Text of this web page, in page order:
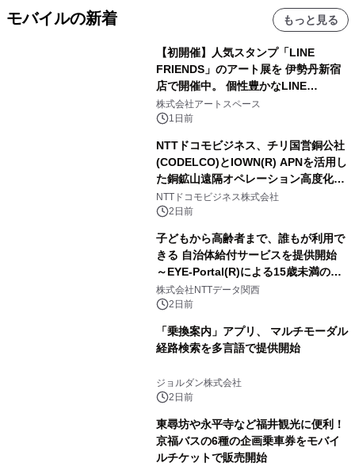
モバイルの新着 もっと見る
【初開催】人気スタンプ「LINE
FRIENDS」のアート展を 伊勢丹新宿
店で開催中。 個性豊かなLINE
FRIENDSの仲間たちが インテリアア
ートとして新たな魅力を発信。
株式会社アートスペース
1日前
NTTドコモビジネス、チリ国営銅公社
(CODELCO)とIOWN(R) APNを活用し
た銅鉱山遠隔オペレーション高度化に
向けた調査・実証を開始
NTTドコモビジネス株式会社
2日前
子どもから高齢者まで、誰もが利用で
きる 自治体給付サービスを提供開始
～EYE-Portal(R)による15歳未満の本
人認証と デジタルデバイド対策で実現
～
株式会社NTTデータ関西
2日前
「乗換案内」アプリ、 マルチモーダル
経路検索を多言語で提供開始
ジョルダン株式会社
2日前
東尋坊や永平寺など福井観光に便利！
京福バスの6種の企画乗車券をモバイ
ルチケットで販売開始